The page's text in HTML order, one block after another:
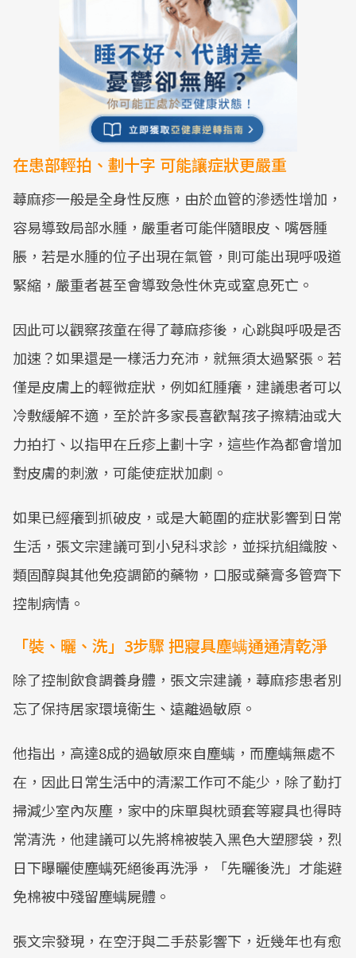
在患部輕拍、劃十字 可能讓症狀更嚴重
蕁麻疹一般是全身性反應，由於血管的滲透性增加，
容易導致局部水腫，嚴重者可能伴隨眼皮、嘴唇腫
脹，若是水腫的位子出現在氣管，則可能出現呼吸道
緊縮，嚴重者甚至會導致急性休克或窒息死亡。
因此可以觀察孩童在得了蕁麻疹後，心跳與呼吸是否
加速？如果還是一樣活力充沛，就無須太過緊張。若
僅是皮膚上的輕微症狀，例如紅腫癢，建議患者可以
冷敷緩解不適，至於許多家長喜歡幫孩子擦精油或大
力拍打、以指甲在丘疹上劃十字，這些作為都會增加
對皮膚的刺激，可能使症狀加劇。
如果已經癢到抓破皮，或是大範圍的症狀影響到日常
生活，張文宗建議可到小兒科求診，並採抗組織胺、
類固醇與其他免疫調節的藥物，口服或藥膏多管齊下
控制病情。
「裝、曬、洗」3步驟 把寢具塵螨通通清乾淨
除了控制飲食調養身體，張文宗建議，蕁麻疹患者別
忘了保持居家環境衛生、遠離過敏原。
他指出，高達8成的過敏原來自塵螨，而塵螨無處不
在，因此日常生活中的清潔工作可不能少，除了勤打
掃減少室內灰塵，家中的床單與枕頭套等寢具也得時
常清洗，他建議可以先將棉被裝入黑色大塑膠袋，烈
日下曝曬使塵螨死絕後再洗淨，「先曬後洗」才能避
免棉被中殘留塵螨屍體。
張文宗發現，在空汙與二手菸影響下，近幾年也有愈